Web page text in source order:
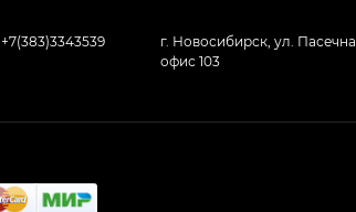
+7(383)3343539
г. Новосибирск, ул.
офис 103